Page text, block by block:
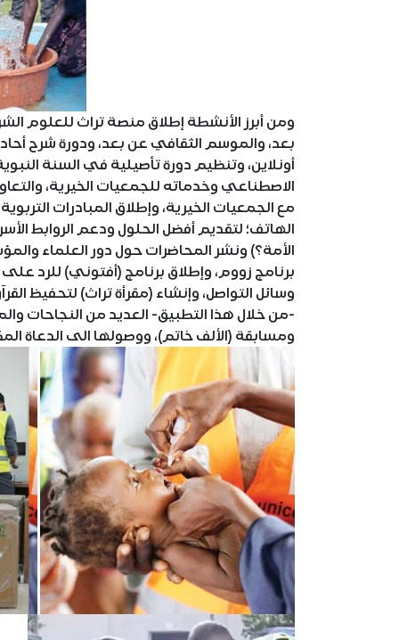
ومن أبرز الأنشطة إطلاق منصة تراث للعلوم
بعد، والموسم الثقافي عن بعد، ودورة شرح
أونلاين، وتنظيم دورة تأصيلية في السنة
الاصطناعي وخدماته للجمعيات الخيرية،
مع الجمعيات الخيرية، وإطلاق المبادرات
الهاتف؛ لتقديم أفضل الحلول ودعم الروابط
الأمة؟) ونشر المحاضرات حول دور العلماء
برنامج زووم، وإطلاق برنامج (أفتوني) للرد
وسائل التواصل، وإنشاء (مقرأة تراث) لتحفيظ
-من خلال هذا التطبيق- العديد من النجاحات
ومسابقة (الألف خاتم)، ووصولها الى الدعاة